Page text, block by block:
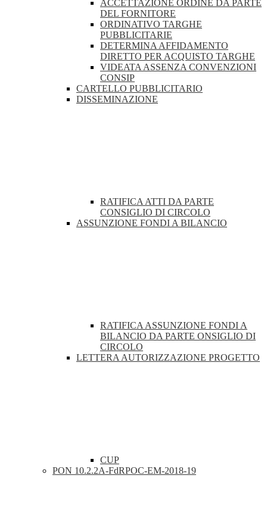
ACCETTAZIONE ORDINE DA PARTE
DEL FORNITORE
ORDINATIVO TARGHE
PUBBLICITARIE
DETERMINA AFFIDAMENTO
DIRETTO PER ACQUISTO TARGHE
VIDEATA ASSENZA CONVENZIONI
CONSIP
CARTELLO PUBBLICITARIO
DISSEMINAZIONE
RATIFICA ATTI DA PARTE
CONSIGLIO DI CIRCOLO
ASSUNZIONE FONDI A BILANCIO
RATIFICA ASSUNZIONE FONDI A
BILANCIO DA PARTE ONSIGLIO DI
CIRCOLO
LETTERA AUTORIZZAZIONE PROGETTO
CUP
PON 10.2.2A-FdRPOC-EM-2018-19